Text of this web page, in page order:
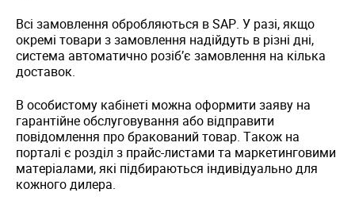
Всі замовлення обробляються в SAP. У разі, якщо
окремі товари з замовлення надійдуть в різні дні,
система автоматично розіб’є замовлення на кілька
доставок.
В особистому кабінеті можна оформити заяву на
гарантійне обслуговування або відправити
повідомлення про бракований товар. Також на
порталі є розділ з прайс-листами та маркетинговими
матеріалами, які підбираються індивідуально для
кожного дилера.